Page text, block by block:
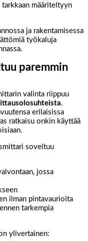
tarkkaan määriteltyyn
ja rakentamisessa
työkaluja
paremmin
valinta riippuu
.
erilaisissa
ratkaisu onkin käyttää
soveltuu
jossa
ilman pintavaurioita
tarkempia
ylivertainen: